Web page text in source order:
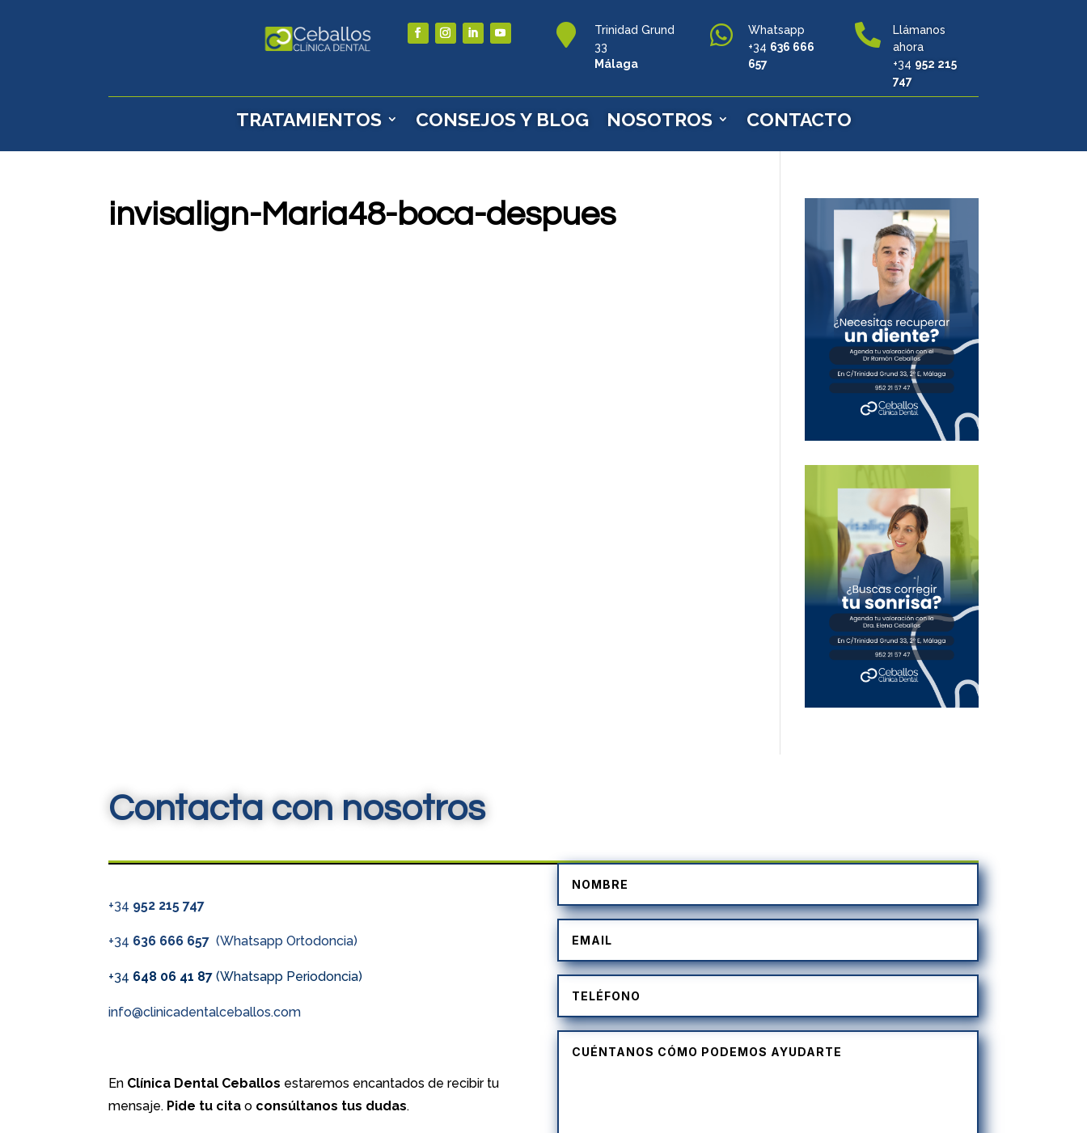

Trinidad Grund
33
Málaga

Whatsapp
+34 636 666
657

Llámanos
ahora
+34 952 215
747
TRATAMIENTOS CONSEJOS Y BLOG NOSOTROS CONTACTO
invisalign-Maria48-boca-despues
Contacta con nosotros
+34 952 215 747
+34 636 666 657(Whatsapp Ortodoncia)
+34 648 06 41 87 (Whatsapp Periodoncia)
info@clinicadentalceballos.com
En Clínica Dental Ceballos estaremos encantados de recibir tu
mensaje. Pide tu cita o consúltanos tus dudas.